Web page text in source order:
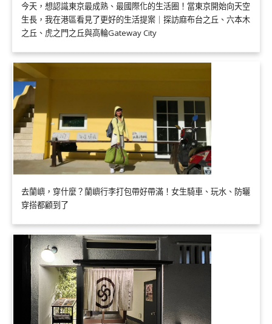
今天，想認識東京最成熟、最國際化的生活圈！當東京開始向天空
生長，我在港區看見了更好的生活提案｜探訪麻布台之丘、六本木
之丘、虎之門之丘與高輪Gateway City
去蘭嶼，穿什麼？蘭嶼行李打包帶好帶滿！女生騎車、玩水、防曬
穿搭都顧到了